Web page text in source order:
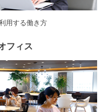
用する働き方
フィス